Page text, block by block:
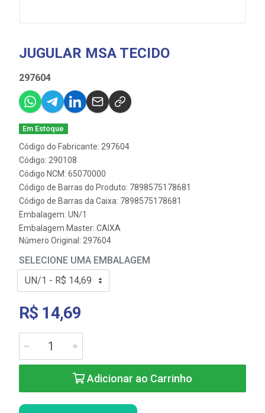
JUGULAR MSA TECIDO
297604
Em Estoque
Código do Fabricante: 297604
Código: 290108
Código NCM: 65070000
Código de Barras do Produto: 7898575178681
Código de Barras da Caixa: 7898575178681
Embalagem: UN/1
Embalagem Master: CAIXA
Número Original: 297604
SELECIONE UMA EMBALAGEM
R$ 14,69
Adicionar ao Carrinho